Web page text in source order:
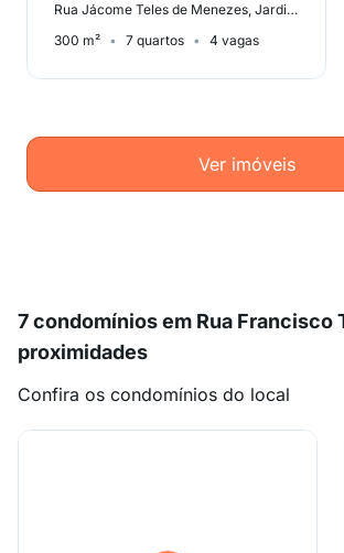
Rua Jácome Teles de Menezes, Jardim das Pedras
300 m²
7 quartos 4 vagas
Ver imóveis
7 condomínios em Rua Francisco
proximidades
Confira os condomínios do local